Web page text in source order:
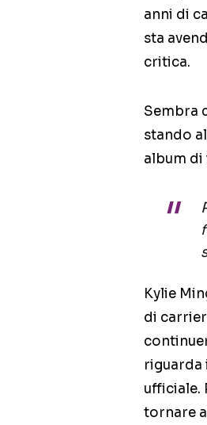
anni di
sta
critica.
Sembra
stando
album
Kylie
di
riguarda
ufficiale.
tornare